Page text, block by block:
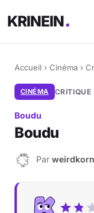
KRINEIN
Accueil › Cinéma ›
CINÉMA CRITIQUE
Boudu
Boudu
W Par weirdkorn